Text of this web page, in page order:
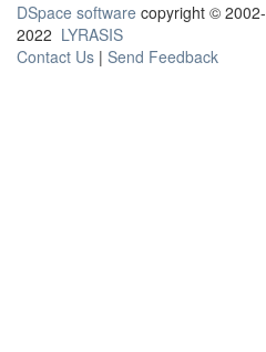
DSpace software copyright © 2002-
2022 LYRASIS
Contact Us | Send Feedback